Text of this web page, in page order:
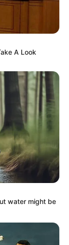
A Look
water might be